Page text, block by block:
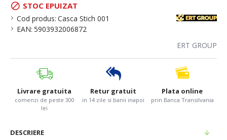
STOC EPUIZAT
Cod produs: Casca Stich 001
EAN: 5903932006872
ERT GROUP
Livrare gratuita
comenzi de peste 300
lei
Retur gratuit
in 14 zile si banii inapoi
Plata online
prin Banca Transilvania
DESCRIERE